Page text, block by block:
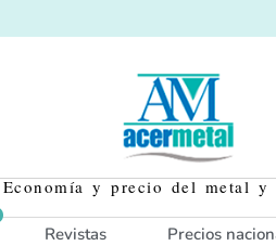
Economía y precio del metal y
Revistas Precios